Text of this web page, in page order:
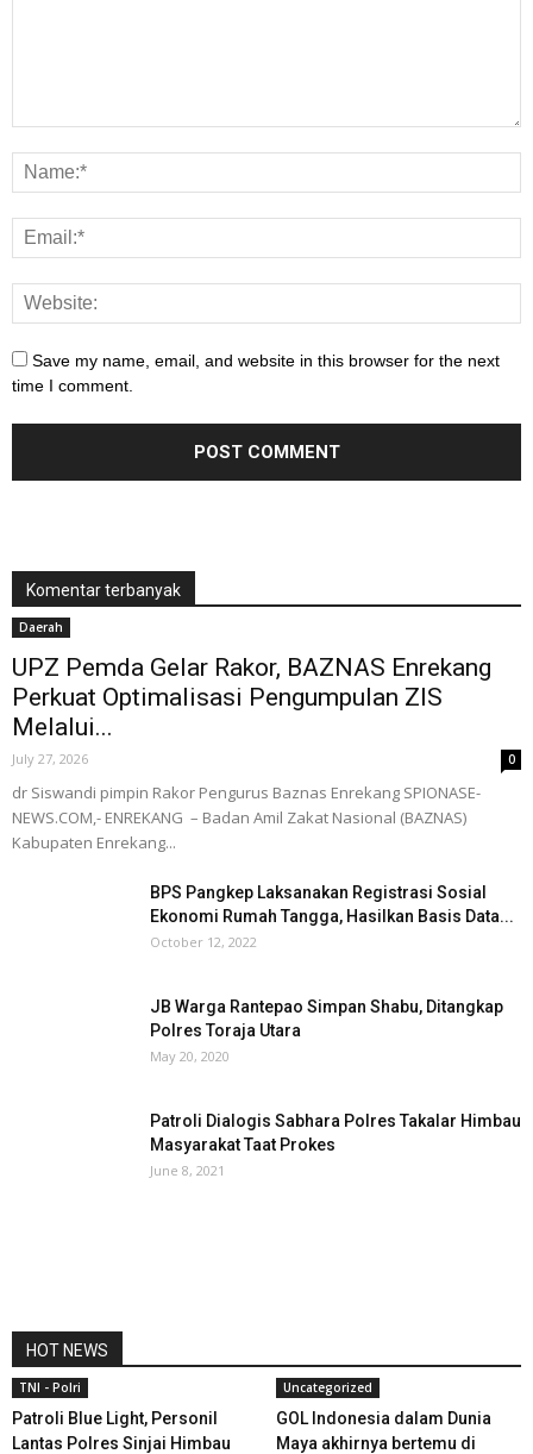
Save my name, email, and website in this browser for the next
time I comment.
Komentar terbanyak
Daerah
UPZ Pemda Gelar Rakor, BAZNAS Enrekang
Perkuat Optimalisasi Pengumpulan ZIS
Melalui...
July 27, 2026 0
dr Siswandi pimpin Rakor Pengurus Baznas Enrekang SPIONASE-
NEWS.COM,- ENREKANG – Badan Amil Zakat Nasional (BAZNAS)
Kabupaten Enrekang...
BPS Pangkep Laksanakan Registrasi Sosial
Ekonomi Rumah Tangga, Hasilkan Basis Data...
October 12, 2022
JB Warga Rantepao Simpan Shabu, Ditangkap
Polres Toraja Utara
May 20, 2020
Patroli Dialogis Sabhara Polres Takalar Himbau
Masyarakat Taat Prokes
June 8, 2021
HOT NEWS
TNI - Polri
Patroli Blue Light, Personil
Lantas Polres Sinjai Himbau
Uncategorized
GOL Indonesia dalam Dunia
Maya akhirnya bertemu di